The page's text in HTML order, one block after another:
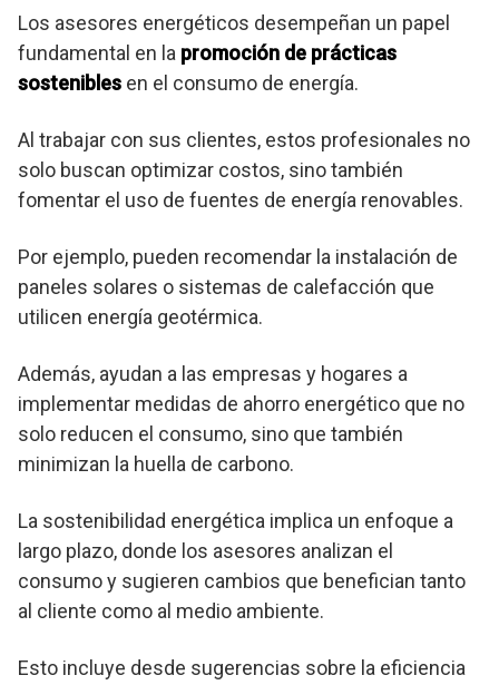
Los asesores energéticos desempeñan un papel
fundamental en la promoción de prácticas
sostenibles en el consumo de energía.
Al trabajar con sus clientes, estos profesionales no
solo buscan optimizar costos, sino también
fomentar el uso de fuentes de energía renovables.
Por ejemplo, pueden recomendar la instalación de
paneles solares o sistemas de calefacción que
utilicen energía geotérmica.
Además, ayudan a las empresas y hogares a
implementar medidas de ahorro energético que no
solo reducen el consumo, sino que también
minimizan la huella de carbono.
La sostenibilidad energética implica un enfoque a
largo plazo, donde los asesores analizan el
consumo y sugieren cambios que benefician tanto
al cliente como al medio ambiente.
Esto incluye desde sugerencias sobre la eficiencia